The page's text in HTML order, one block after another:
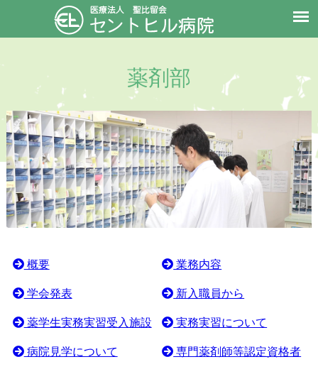
薬剤部
概要 業務内容
学会発表 新入職員から
薬学生実務実習受入施設 実務実習について
病院見学について 専門薬剤師等認定資格者